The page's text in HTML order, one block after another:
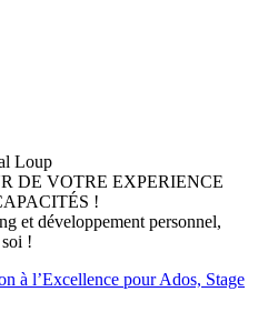
Loup
DE VOTRE EXPERIENCE
!
et développement personnel,
!
à l’Excellence pour Ados, Stage